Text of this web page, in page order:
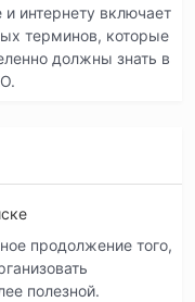
и интернету включает
терминов, которые
должны знать в
продолжение того,
полезной.